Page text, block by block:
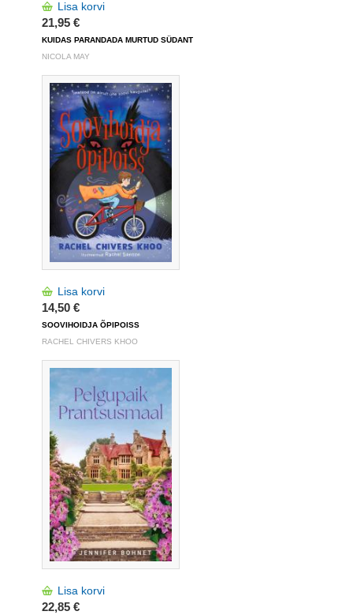
Lisa korvi
21,95 €
KUIDAS PARANDADA MURTUD SÜDANT
NICOLA MAY
Lisa korvi
14,50 €
SOOVIHOIDJA ÕPIPOISS
RACHEL CHIVERS KHOO
Lisa korvi
22,85 €